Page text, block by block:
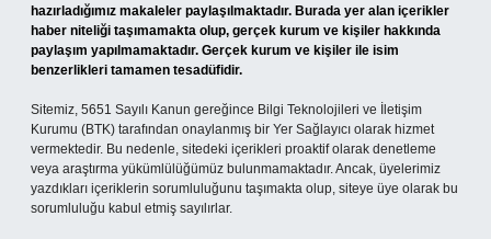
hazırladığımız makaleler paylaşılmaktadır. Burada yer alan içerikler
haber niteliği taşımamakta olup, gerçek kurum ve kişiler hakkında
paylaşım yapılmamaktadır. Gerçek kurum ve kişiler ile isim
benzerlikleri tamamen tesadüfidir.
Sitemiz, 5651 Sayılı Kanun gereğince Bilgi Teknolojileri ve İletişim
Kurumu (BTK) tarafından onaylanmış bir Yer Sağlayıcı olarak hizmet
vermektedir. Bu nedenle, sitedeki içerikleri proaktif olarak denetleme
veya araştırma yükümlülüğümüz bulunmamaktadır. Ancak, üyelerimiz
yazdıkları içeriklerin sorumluluğunu taşımakta olup, siteye üye olarak bu
sorumluluğu kabul etmiş sayılırlar.